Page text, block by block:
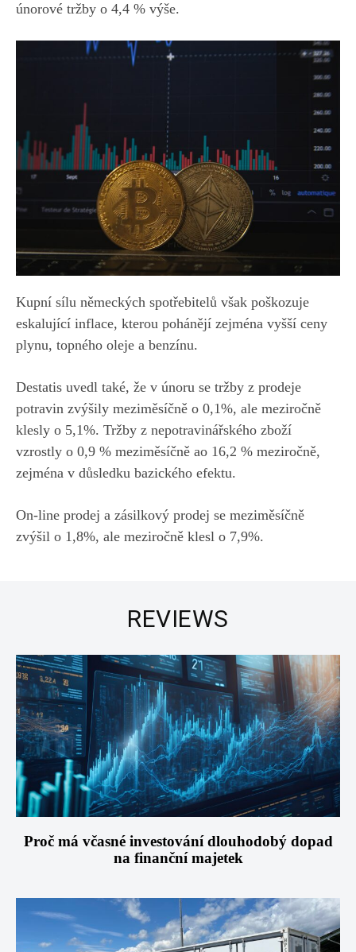
únorové tržby o 4,4 % výše.
Kupní sílu německých spotřebitelů však poškozuje
eskalující inflace, kterou pohánějí zejména vyšší ceny
plynu, topného oleje a benzínu.
Destatis uvedl také, že v únoru se tržby z prodeje
potravin zvýšily meziměsíčně o 0,1%, ale meziročně
klesly o 5,1%. Tržby z nepotravinářského zboží
vzrostly o 0,9 % meziměsíčně ao 16,2 % meziročně,
zejména v důsledku bazického efektu.
On-line prodej a zásilkový prodej se meziměsíčně
zvýšil o 1,8%, ale meziročně klesl o 7,9%.
REVIEWS
Proč má včasné investování dlouhodobý dopad
na finanční majetek